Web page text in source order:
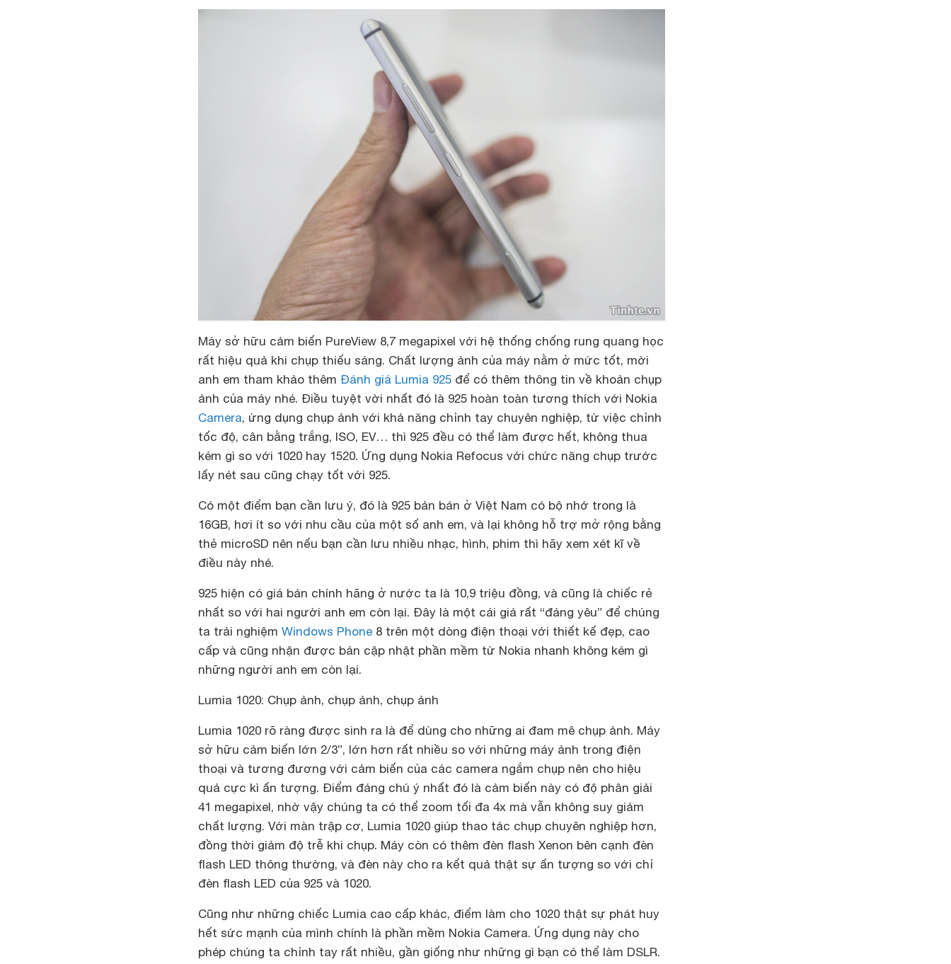
Máy sở hữu cảm biến PureView 8,7 megapixel với hệ thống chống rung quang học
rất hiệu quả khi chụp thiếu sáng. Chất lượng ảnh của máy nằm ở mức tốt, mời
anh em tham khảo thêm Đánh giá Lumia 925 để có thêm thông tin về khoản chụp
ảnh của máy nhé. Điều tuyệt vời nhất đó là 925 hoàn toàn tương thích với Nokia
Camera, ứng dụng chụp ảnh với khả năng chỉnh tay chuyên nghiệp, từ việc chỉnh
tốc độ, cân bằng trắng, ISO, EV… thì 925 đều có thể làm được hết, không thua
kém gì so với 1020 hay 1520. Ứng dụng Nokia Refocus với chức năng chụp trước
lấy nét sau cũng chạy tốt với 925.
Có một điểm bạn cần lưu ý, đó là 925 bản bán ở Việt Nam có bộ nhớ trong là
16GB, hơi ít so với nhu cầu của một số anh em, và lại không hỗ trợ mở rộng bằng
thẻ microSD nên nếu bạn cần lưu nhiều nhạc, hình, phim thì hãy xem xét kĩ về
điều này nhé.
925 hiện có giá bán chính hãng ở nước ta là 10,9 triệu đồng, và cũng là chiếc rẻ
nhất so với hai người anh em còn lại. Đây là một cái giá rất “đáng yêu” để chúng
ta trải nghiệm Windows Phone 8 trên một dòng điện thoại với thiết kế đẹp, cao
cấp và cũng nhận được bản cập nhật phần mềm từ Nokia nhanh không kém gì
những người anh em còn lại.
Lumia 1020: Chụp ảnh, chụp ảnh, chụp ảnh
Lumia 1020 rõ ràng được sinh ra là để dùng cho những ai đam mê chụp ảnh. Máy
sở hữu cảm biến lớn 2/3”, lớn hơn rất nhiều so với những máy ảnh trong điện
thoại và tương đương với cảm biến của các camera ngắm chụp nên cho hiệu
quả cực kì ấn tượng. Điểm đáng chú ý nhất đó là cảm biến này có độ phân giải
41 megapixel, nhờ vậy chúng ta có thể zoom tối đa 4x mà vẫn không suy giảm
chất lượng. Với màn trập cơ, Lumia 1020 giúp thao tác chụp chuyên nghiệp hơn,
đồng thời giảm độ trễ khi chụp. Máy còn có thêm đèn flash Xenon bên cạnh đèn
flash LED thông thường, và đèn này cho ra kết quả thật sự ấn tượng so với chỉ
đèn flash LED của 925 và 1020.
Cũng như những chiếc Lumia cao cấp khác, điểm làm cho 1020 thật sự phát huy
hết sức mạnh của mình chính là phần mềm Nokia Camera. Ứng dụng này cho
phép chúng ta chỉnh tay rất nhiều, gần giống như những gì bạn có thể làm DSLR.